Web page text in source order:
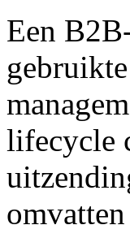
Een
lifecycle